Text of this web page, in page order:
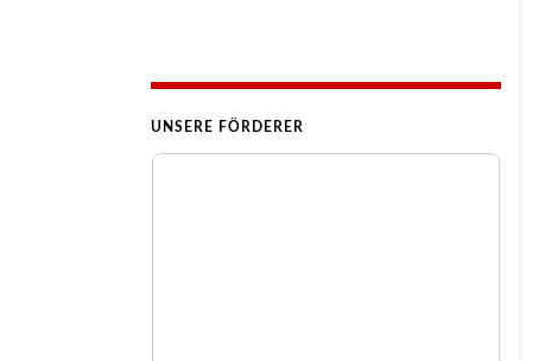
UNSERE FÖRDERER